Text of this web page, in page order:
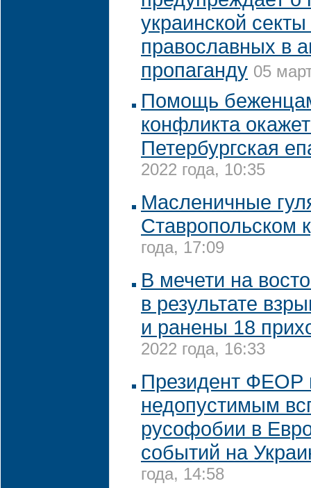
украинской
православных в
пропаганду 05
Помощь
конфликта
Петербургская
2022 года, 10:35
Масленичные
Ставропольском
года, 17:09
В мечети на
в результате
и ранены 18
2022 года, 16:33
Президент ФЕОР
недопустимым
русофобии в
событий на
года, 14:58